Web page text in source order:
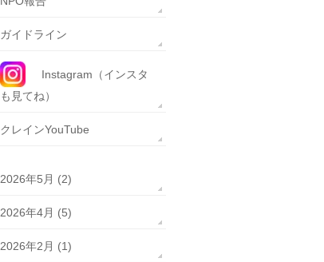
ガイドライン
Instagram（インスタ
も見てね）
クレインYouTube
2026年5月 (2)
2026年4月 (5)
2026年2月 (1)